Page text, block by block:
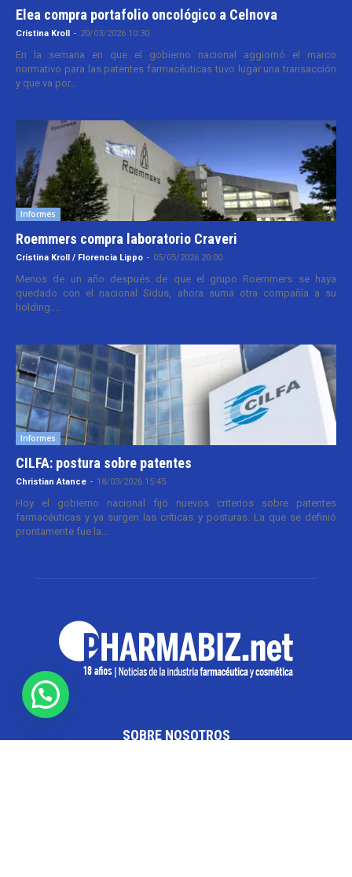
Elea compra portafolio oncológico a Celnova
Cristina Kroll - 20/03/2026 10:30
En la semana en que el gobierno nacional aggiornó el marco
normativo para las patentes farmacéuticas tuvo lugar una transacción
y que va por...
Informes
Roemmers compra laboratorio Craveri
Cristina Kroll / Florencia Lippo - 05/05/2026 20:00
Menos de un año después de que el grupo Roemmers se haya
quedado con el nacional Sidus, ahora suma otra compañía a su
holding....
Informes
CILFA: postura sobre patentes
Christian Atance - 18/03/2026 15:45
Hoy el gobierno nacional fijó nuevos criterios sobre patentes
farmacéuticas y ya surgen las críticas y posturas. La que se definió
prontamente fue la...
SOBRE NOSOTROS